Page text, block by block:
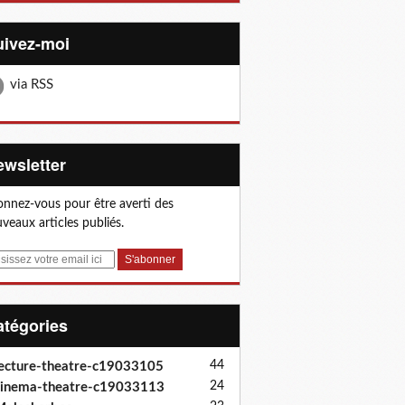
moi
via RSS
vous pour être averti des
articles publiés.
theatre-c19033105 44
theatre-c19033113 24